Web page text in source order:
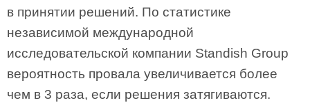
в принятии решений. По статистике
независимой международной
исследовательской компании Standish Group
вероятность провала увеличивается более
чем в 3 раза, если решения затягиваются.